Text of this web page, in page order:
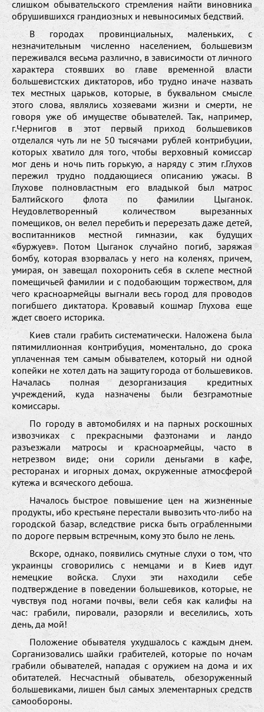
слишком обывательского стремления найти виновника
обрушившихся грандиозных и невыносимых бедствий.
В городах провинциальных, маленьких, с
незначительным численно населением, большевизм
переживался весьма различно, в зависимости от личного
характера стоявших во главе временной власти
большевистских диктаторов, ибо трудно иначе назвать
тех местных царьков, которые, в буквальном смысле
этого слова, являлись хозяевами жизни и смерти, не
говоря уже об имуществе обывателей. Так, например,
г.Чернигов в этот первый приход большевиков
отделался чуть ли не 50 тысячами рублей контрибуции,
которых хватило для того, чтобы верховный комиссар
мог день и ночь пить горькую, а наряду с этим г.Глухов
пережил трудно поддающиеся описанию ужасы. В
Глухове полновластным его владыкой был матрос
Балтийского флота по фамилии Цыганок.
Неудовлетворенный количеством вырезанных
помещиков, он велел перебить и перерезать даже детей,
воспитанников местной гимназии, как будущих
«буржуев». Потом Цыганок случайно погиб, заряжая
бомбу, которая взорвалась у него на коленях, причем,
умирая, он завещал похоронить себя в склепе местной
помещичьей фамилии и с подобающим торжеством, для
чего красноармейцы выгнали весь город для проводов
погибшего диктатора. Кровавый кошмар Глухова еще
ждет своего историка.
Киев стали грабить систематически. Наложена была
пятимиллионная контрибуция, моментально, до срока
уплаченная тем самым обывателем, который ни одной
копейки не хотел дать на защиту города от большевиков.
Началась полная дезорганизация кредитных
учреждений, куда назначены были безграмотные
комиссары.
По городу в автомобилях и на парных роскошных
извозчиках с прекрасными фаэтонами и ландо
разъезжали матросы и красноармейцы, часто в
нетрезвом виде; они сорили деньгами в кафе,
ресторанах и игорных домах, окруженные атмосферой
кутежа и всяческого дебоша.
Началось быстрое повышение цен на жизненные
продукты, ибо крестьяне перестали вывозить что-либо на
городской базар, вследствие риска быть ограбленными
по дороге первым встречным, кому это было не лень.
Вскоре, однако, появились смутные слухи о том, что
украинцы сговорились с немцами и в Киев идут
немецкие войска. Слухи эти находили себе
подтверждение в поведении большевиков, которые, не
чувствуя под ногами почвы, вели себя как калифы на
час: грабили, пировали, разоряли и веселились, хоть
день, да мой!
Положение обывателя ухудшалось с каждым днем.
Сорганизовались шайки грабителей, которые по ночам
грабили обывателей, нападая с оружием на дома и их
обитателей. Несчастный обыватель, обезоруженный
большевиками, лишен был самых элементарных средств
самообороны.